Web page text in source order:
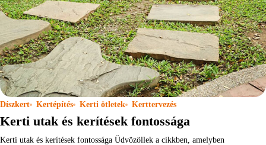
Díszkert Kertépítés Kerti ötletek Kerttervezés
Kerti utak és kerítések fontossága
Kerti utak és kerítések fontossága Üdvözöllek a cikkben, amelyben